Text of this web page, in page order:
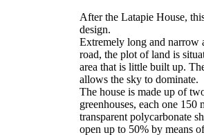
After the Latapie House,
design.
Extremely long and narrow
road, the plot of land is
area that is little built up.
allows the sky to dominate.
The house is made up of
greenhouses, each one
transparent polycarbonate
open up to 50% by means